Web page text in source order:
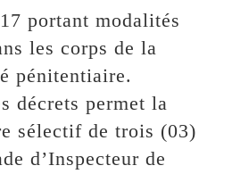
portant modalités
les corps de la
pénitentiaire.
décrets permet la
sélectif de trois (03)
d’Inspecteur de